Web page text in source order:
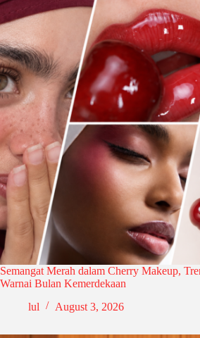
Semangat Merah dalam Cherry Makeup,
Warnai Bulan Kemerdekaan
lul
August 3, 2026